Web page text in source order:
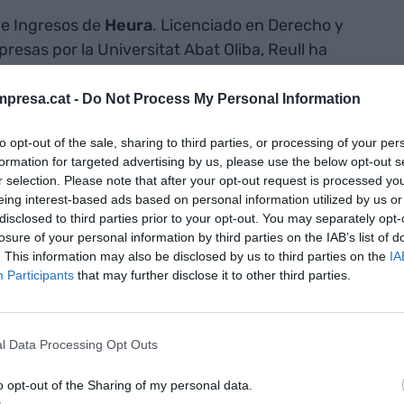
- Do Not Process My Personal Information
opt-out of the sale, sharing to third parties, or processing of your
for targeted advertising by us, please use the below opt-out
selection. Please note that after your opt-out request is processed
interest-based ads based on personal information utilized by us
to third parties prior to your opt-out. You may separately
of your personal information by third parties on the IAB’s list of
This information may also be disclosed by us to third parties on the
Participants that may further disclose it to other third parties.
Data Processing Opt Outs
opt-out of the Sharing of my personal data.
Ingresos de Heura. Licenciado en Derecho y
por la Universitat Abat Oliba, Reull ha
Relleno, Vicio, Velca, Choco, Roots,
a la dirección de Operaciones del grupo en el sur
la Universitat Politècnica de Catalunya, Oller
y logística desde el año 2007, dónde ha
y Relaciones Institucionales de los
para el mandato 2024-2028.